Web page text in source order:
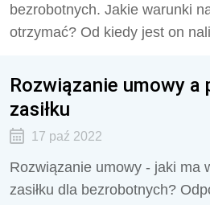
bezrobotnych. Jakie warunki
otrzymać? Od kiedy jest on
Rozwiązanie umowy a
zasiłku
17 paź 2022
Rozwiązanie umowy - jaki ma
zasiłku dla bezrobotnych?